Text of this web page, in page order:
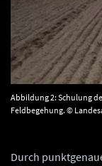
Abbildung 2: Schulung
Feldbegehung. ©
Durch